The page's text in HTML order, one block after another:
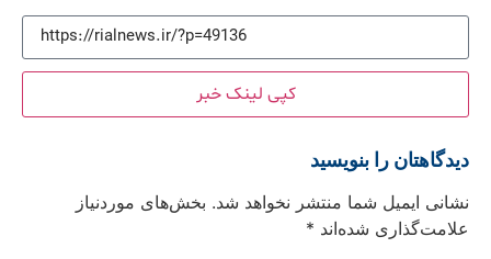
کپی لینک خبر
دیدگاهتان را بنویسید
نشانی ایمیل شما منتشر نخواهد شد. بخش‌های موردنیاز
علامت‌گذاری شده‌اند *